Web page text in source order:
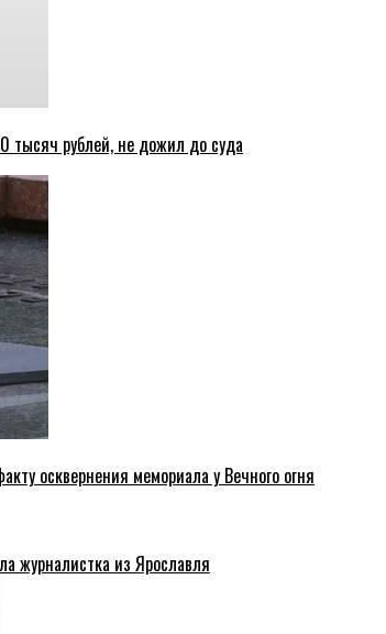
тысяч рублей, не дожил до суда
осквернения мемориала у Вечного огня
журналистка из Ярославля